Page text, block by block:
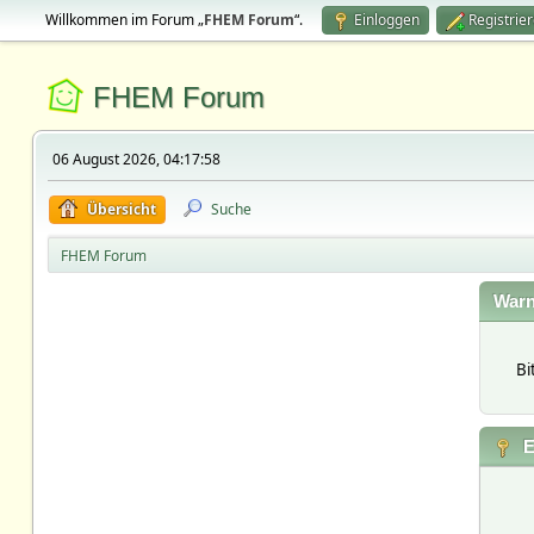
Willkommen im Forum „FHEM Forum“. Einloggen
FHEM Forum
06 August 2026, 04:17:58
Übersicht Suche
FHEM Forum